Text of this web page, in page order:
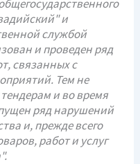
и
службой
и проведен ряд
связанных с
Тем не
и во время
ряд нарушений
и, прежде всего
работ и услуг